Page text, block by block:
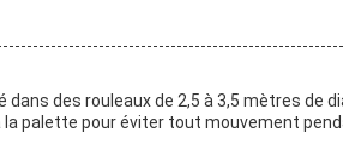
des rouleaux de 2,5 à 3,5 mètres de
palette pour éviter tout mouvement